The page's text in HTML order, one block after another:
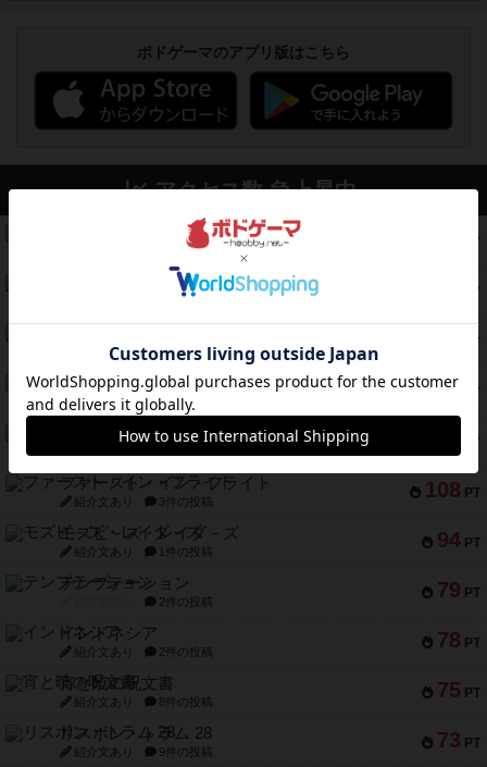
ボドゲーマのアプリ版はこちら
アクセス数 急上昇中
PT
1件の投稿
PT
無限まちがいさがし
PT
紹介文あり 1件の投稿
203 PT
クルティボ
紹介文なし 1件の投稿
PT
108 PT
ファースト・イン・フライト
紹介文あり 3件の投稿
94 PT
モズビ－ズ・レイダ－ズ
紹介文あり 1件の投稿
79 PT
テンプテーション
2件の投稿
78 PT
インドネシア
紹介文あり 2件の投稿
75 PT
宵と暁の呪文書
紹介文あり 8件の投稿
73 PT
リスボン・トラム 28
紹介文あり 9件の投稿